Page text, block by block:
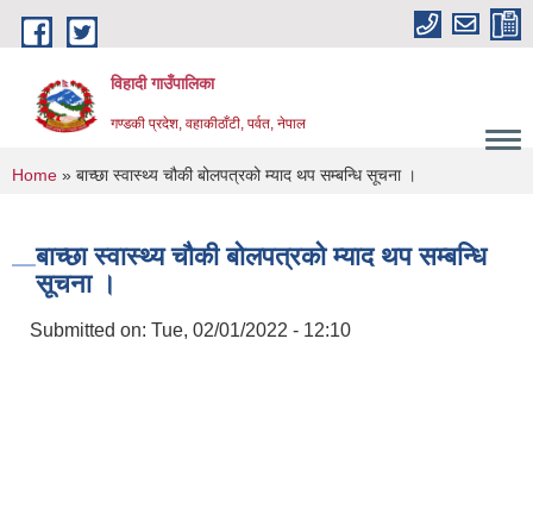
Skip to main content
विहादी गाउँपालिका
गण्डकी प्रदेश, वहाकीठाँटी, पर्वत, नेपाल
You are here
Home » बाच्छा स्वास्थ्य चौकी बोलपत्रको म्याद थप सम्बन्धि सूचना ।
बाच्छा स्वास्थ्य चौकी बोलपत्रको म्याद थप सम्बन्धि
सूचना ।
Submitted on: Tue, 02/01/2022 - 12:10